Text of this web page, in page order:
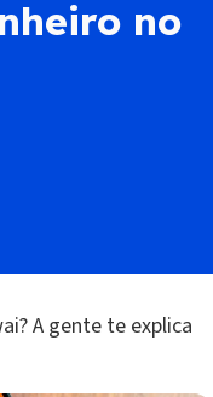
no
A gente te explica